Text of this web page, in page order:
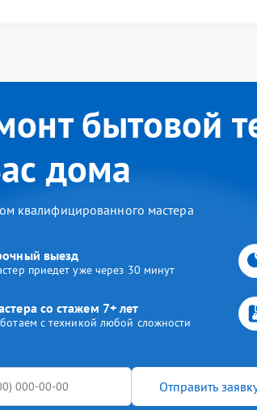
бытовой
дома
квалифицированного мастера
выезд
приедет уже через 30 минут
со стажем 7+ лет
с техникой любой сложности
Отправить